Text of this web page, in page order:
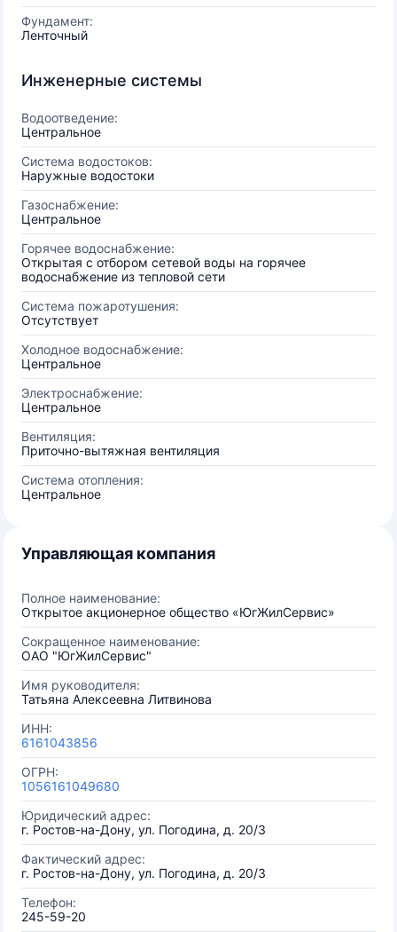
Фундамент:
Ленточный
Инженерные системы
Водоотведение:
Центральное
Система водостоков:
Наружные водостоки
Газоснабжение:
Центральное
Горячее водоснабжение:
Открытая с отбором сетевой воды на горячее
водоснабжение из тепловой сети
Система пожаротушения:
Отсутствует
Холодное водоснабжение:
Центральное
Электроснабжение:
Центральное
Вентиляция:
Приточно-вытяжная вентиляция
Система отопления:
Центральное
Управляющая компания
Полное наименование:
Открытое акционерное общество «ЮгЖилСервис»
Сокращенное наименование:
ОАО "ЮгЖилСервис"
Имя руководителя:
Татьяна Алексеевна Литвинова
ИНН:
6161043856
ОГРН:
1056161049680
Юридический адрес:
г. Ростов-на-Дону, ул. Погодина, д. 20/3
Фактический адрес:
г. Ростов-на-Дону, ул. Погодина, д. 20/3
Телефон:
245-59-20